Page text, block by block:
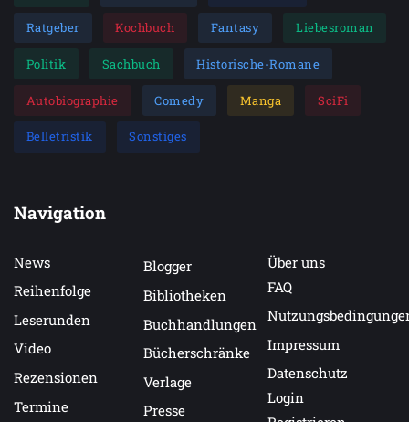
Ratgeber Kochbuch Fantasy Liebesroman
Politik Sachbuch Historische-Romane
Autobiographie Comedy Manga SciFi
Belletristik Sonstiges
Navigation
News
Reihenfolge
Leserunden
Video
Rezensionen
Termine
Blogger
Bibliotheken
Buchhandlungen
Bücherschränke
Verlage
Presse
Über uns
FAQ
Impressum
Datenschutz
Login